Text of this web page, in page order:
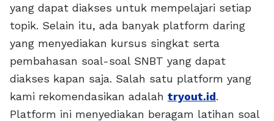
yang dapat diakses untuk mempelajari setiap
topik. Selain itu, ada banyak platform daring
yang menyediakan kursus singkat serta
pembahasan soal-soal SNBT yang dapat
diakses kapan saja. Salah satu platform yang
kami rekomendasikan adalah tryout.id.
Platform ini menyediakan beragam latihan soal